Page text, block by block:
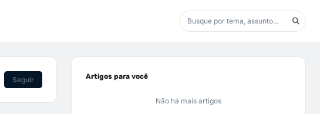
Seguir Artigos para você
Não há mais artigos